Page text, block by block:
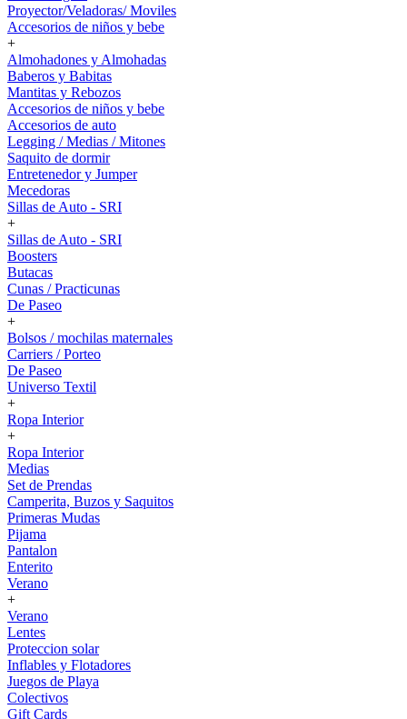
Proyector/Veladoras/ Moviles
Accesorios de niños y bebe
+
Almohadones y Almohadas
Baberos y Babitas
Mantitas y Rebozos
Accesorios de niños y bebe
Accesorios de auto
Legging / Medias / Mitones
Saquito de dormir
Entretenedor y Jumper
Mecedoras
Sillas de Auto - SRI
+
Sillas de Auto - SRI
Boosters
Butacas
Cunas / Practicunas
De Paseo
+
Bolsos / mochilas maternales
Carriers / Porteo
De Paseo
Universo Textil
+
Ropa Interior
+
Ropa Interior
Medias
Set de Prendas
Camperita, Buzos y Saquitos
Primeras Mudas
Pijama
Pantalon
Enterito
Verano
+
Verano
Lentes
Proteccion solar
Inflables y Flotadores
Juegos de Playa
Colectivos
Gift Cards